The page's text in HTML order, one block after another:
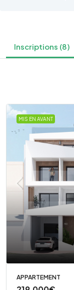
Inscriptions (8)
MIS EN AVANT
APPARTEMENT